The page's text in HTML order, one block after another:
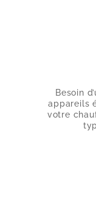
Besoin
appareils
votre